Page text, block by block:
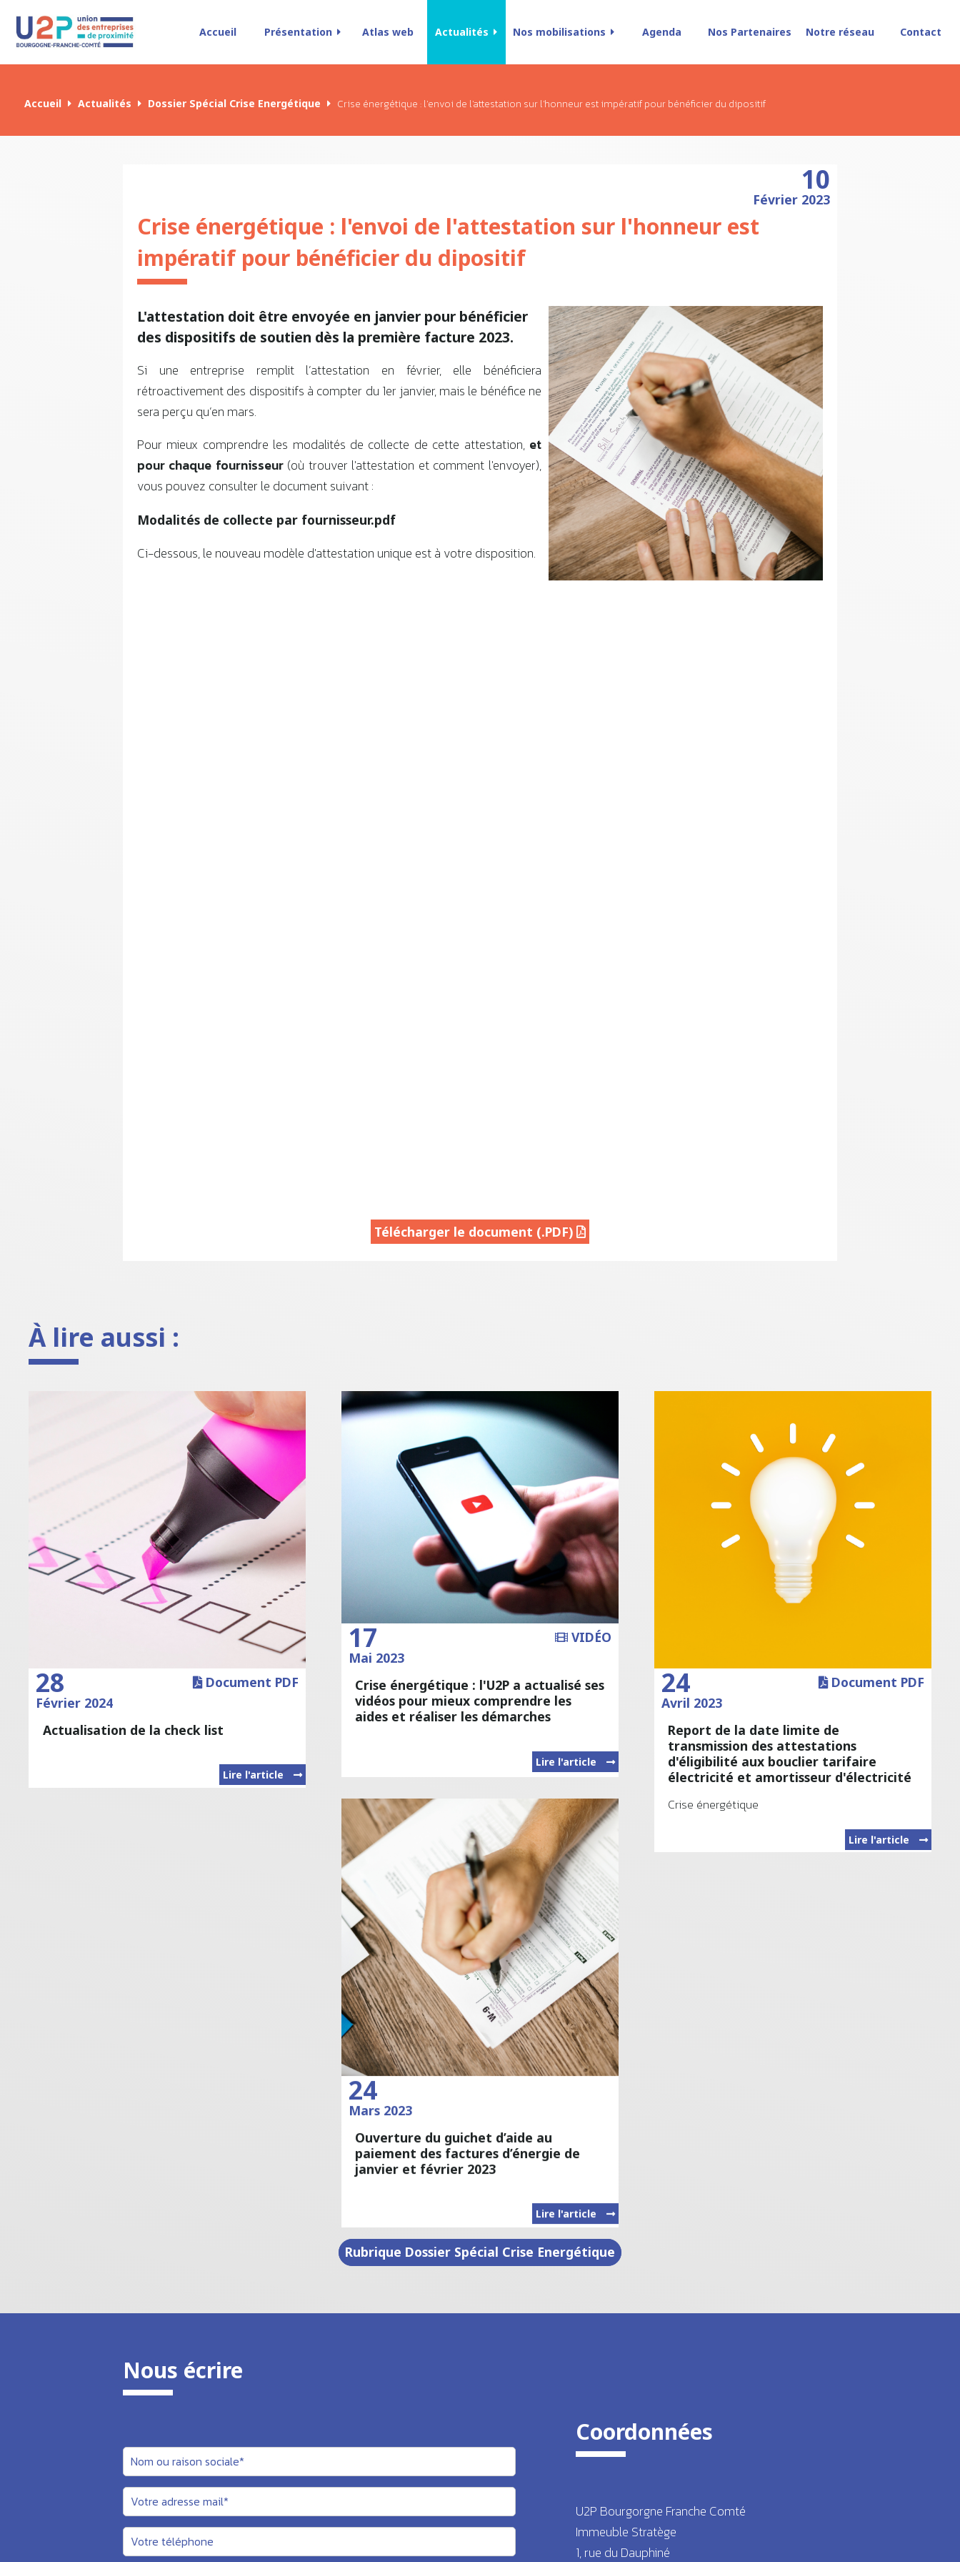
Accueil Présentation Atlas web Actualités Nos mobilisations Agenda Nos Partenaires Notre réseau Contact
Accueil Actualités Dossier Spécial Crise Energétique Crise énergétique : l'envoi de l'attestation sur l'honneur est impératif pour bénéficier du dipositif
10
Février 2023
Crise énergétique : l'envoi de l'attestation sur l'honneur est
impératif pour bénéficier du dipositif
L'attestation doit être envoyée en janvier pour bénéficier
des dispositifs de soutien dès la première facture 2023.
Si une entreprise remplit l’attestation en février, elle bénéficiera
rétroactivement des dispositifs à compter du 1er janvier, mais le bénéfice ne
sera perçu qu’en mars.
Pour mieux comprendre les modalités de collecte de cette attestation, et
pour chaque fournisseur (où trouver l'attestation et comment l'envoyer),
vous pouvez consulter le document suivant :
Modalités de collecte par fournisseur.pdf
Ci-dessous, le nouveau modèle d'attestation unique est à votre disposition.
Télécharger le document (.PDF)
À lire aussi :
Document PDF
28
Février 2024
Actualisation de la check list
Lire l'article
VIDÉO
17
Mai 2023
Crise énergétique : l'U2P a actualisé ses
vidéos pour mieux comprendre les
aides et réaliser les démarches
Lire l'article
Document PDF
24
Avril 2023
Report de la date limite de
transmission des attestations
d'éligibilité aux bouclier tarifaire
électricité et amortisseur d'électricité
Crise énergétique
Lire l'article
24
Mars 2023
Ouverture du guichet d’aide au
paiement des factures d’énergie de
janvier et février 2023
Lire l'article
Rubrique Dossier Spécial Crise Energétique
Nous écrire
Coordonnées
U2P Bourgorgne Franche Comté
Immeuble Stratège
1, rue du Dauphiné